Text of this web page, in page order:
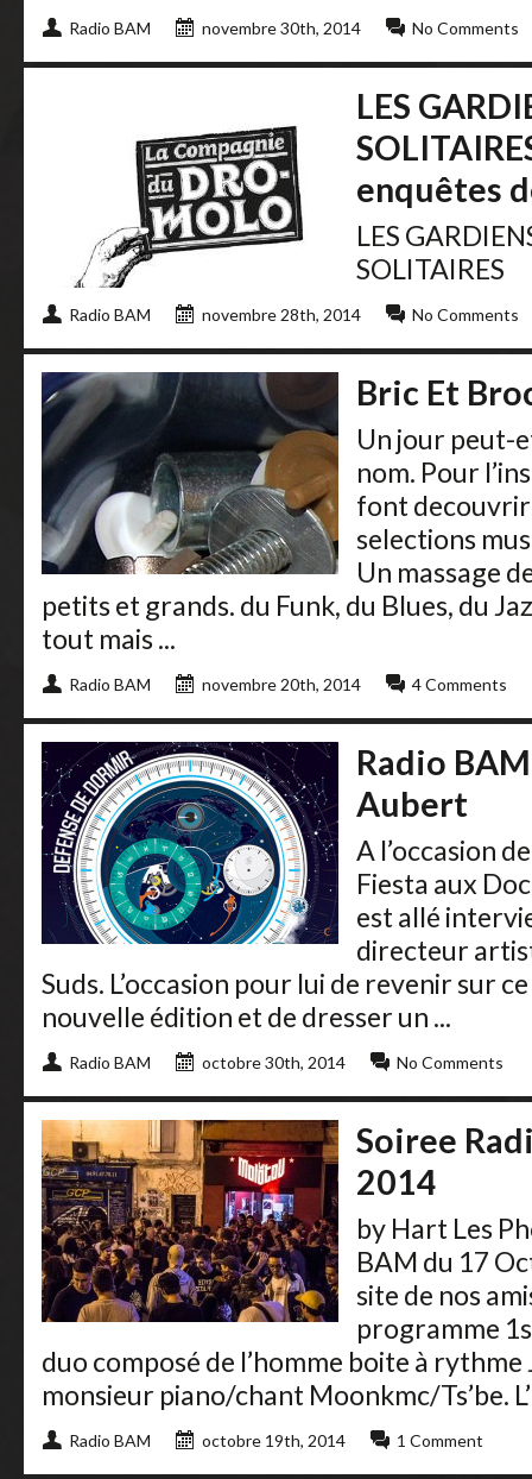
Radio BAM novembre 30th, 2014 No Comments
LES
enquêtes
LES
SOLITAIRES
Radio BAM novembre 28th, 2014 No Comments
Bric Et
Un jour peut-
nom. Pour
font decouvrir
selections
Un massage
petits et grands. du Funk, du Blues, du
tout mais ...
Radio BAM novembre 20th, 2014 4 Comments
Radio
Aubert
A l’occasion
Fiesta aux
est allé
directeur
Suds. L’occasion pour lui de revenir sur
nouvelle édition et de dresser un ...
Radio BAM octobre 30th, 2014 No Comments
Soiree
2014
by Hart Les
BAM du 17
site de nos
programme
duo composé de l’homme boite à
monsieur piano/chant Moonkmc/Ts’be.
Radio BAM octobre 19th, 2014 1 Comment